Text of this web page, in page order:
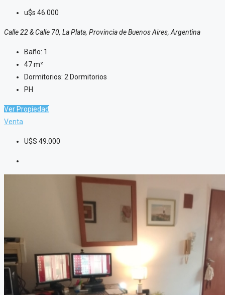
u$s 46.000
Calle 22 & Calle 70, La Plata, Provincia de Buenos Aires, Argentina
Baño: 1
47m²
Dormitorios: 2 Dormitorios
PH
Ver Propiedad
Venta
U$S 49.000